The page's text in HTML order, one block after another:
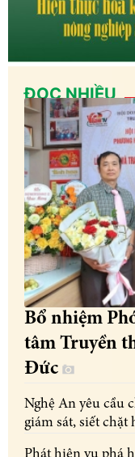
ĐỌC NHIỀU
Bổ nhiệm
tâm Truyền
Đức
Nghệ An yêu cầu
giám sát, siết chặt